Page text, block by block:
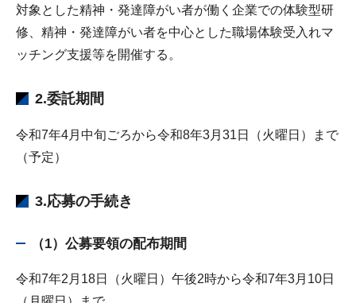
対象とした精神・発達障がい者が働く企業での体験型研
修、精神・発達障がい者を中心とした職場体験受入れマ
ッチング支援等を開催する。
2.委託期間
令和7年4月中旬ごろから令和8年3月31日（火曜日）まで
（予定）
3.応募の手続き
（1）公募要領の配布期間
令和7年2月18日（火曜日）午後2時から令和7年3月10日